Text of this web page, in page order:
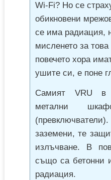
Wi-Fi? Но се
обикновени
се има радиация,
мисленето за
повечето хора
ушите си, е поне
Самият VRU в
метални
заземени, те
излъчване. В
също са бетонни
радиация.